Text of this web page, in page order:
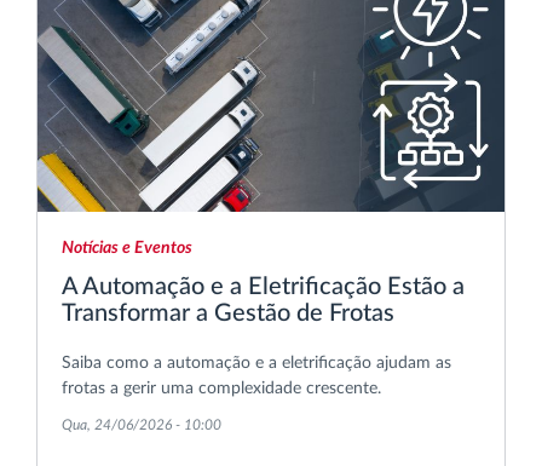
Notícias e Eventos
A Automação e a Eletrificação Estão a
Transformar a Gestão de Frotas
Saiba como a automação e a eletrificação ajudam as
frotas a gerir uma complexidade crescente.
Qua, 24/06/2026 - 10:00